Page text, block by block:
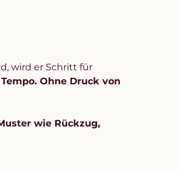
wird er Schritt für
Ohne Druck von
wie Rückzug,